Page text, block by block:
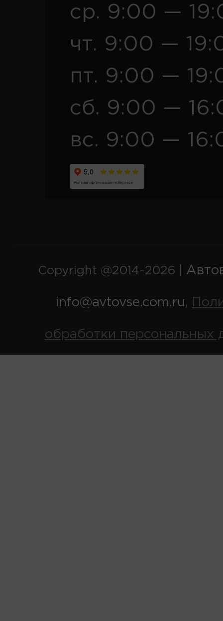
ср. 9:00 —
чт. 9:00 —
пт. 9:00 —
сб. 9:00 —
вс. 9:00 —
Copyright @2014-2026 |
info@avtovse.com.ru,
обработки персональных